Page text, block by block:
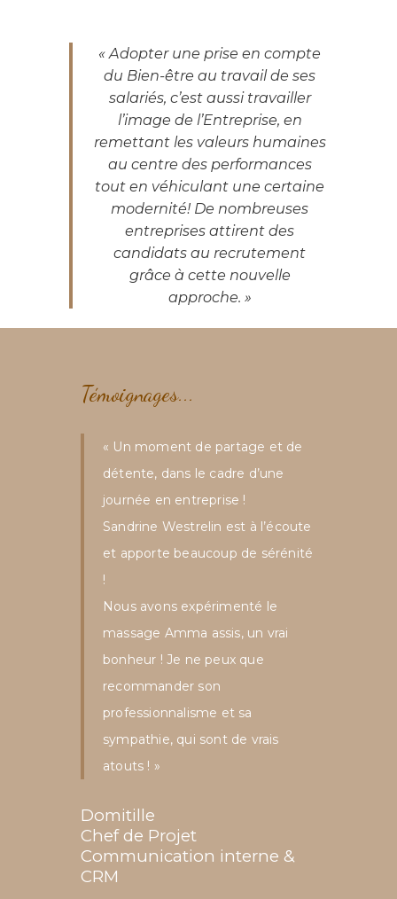
« Adopter une prise en compte
du Bien-être au travail de ses
salariés, c’est aussi travailler
l’image de l’Entreprise, en
remettant les valeurs humaines
au centre des performances
tout en véhiculant une certaine
modernité! De nombreuses
entreprises attirent des
candidats au recrutement
grâce à cette nouvelle
approche. »
Témoignages...
« Un moment de partage et de
détente, dans le cadre d’une
journée en entreprise !
Sandrine Westrelin est à l’écoute
et apporte beaucoup de sérénité
!
Nous avons expérimenté le
massage Amma assis, un vrai
bonheur ! Je ne peux que
recommander son
professionnalisme et sa
sympathie, qui sont de vrais
atouts ! »
Domitille
Chef de Projet
Communication interne &
CRM